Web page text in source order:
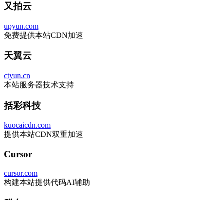
又拍云
upyun.com
免费提供本站CDN加速
天翼云
ctyun.cn
本站服务器技术支持
括彩科技
kuocaicdn.com
提供本站CDN双重加速
Cursor
cursor.com
构建本站提供代码AI辅助